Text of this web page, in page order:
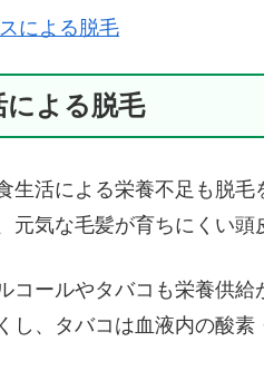
による脱毛
による脱毛
生活による栄養不足も脱
元気な毛髪が育ちにくい頭
コールやタバコも栄養供
し、タバコは血液内の酸素